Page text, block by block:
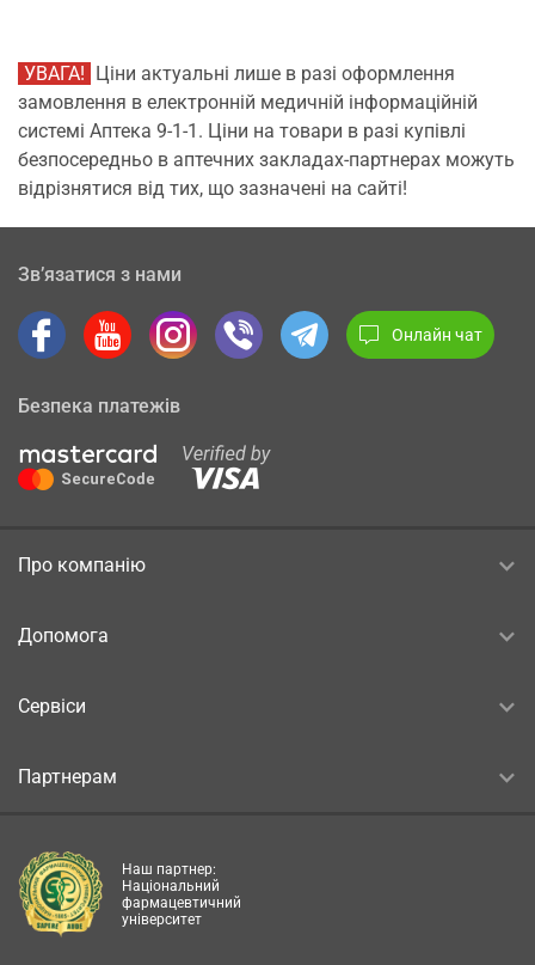
УВАГА!
Ціни актуальні лише в разі оформлення
замовлення в електронній медичній інформаційній
системі Аптека 9-1-1. Ціни на товари в разі купівлі
безпосередньо в аптечних закладах-партнерах можуть
відрізнятися від тих, що зазначені на сайті!
Зв’язатися з нами
Онлайн чат
Безпека платежів
Про компанію
Допомога
Сервіси
Партнерам
Наш партнер:
Національний
фармацевтичний
університет